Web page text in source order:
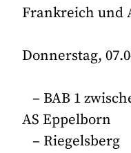
Frankreich und
Donnerstag,
– BAB 1
AS Eppelborn
– Riegelsberg